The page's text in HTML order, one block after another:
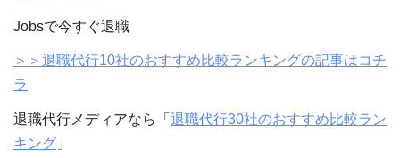
Jobsで今すぐ退職
＞＞退職代行10社のおすすめ比較ランキングの記事はコチ
ラ
退職代行メディアなら「 退職代行30社のおすすめ比較ラン
キング 」